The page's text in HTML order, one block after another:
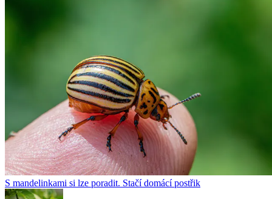
S mandelinkami si lze poradit. Stačí domácí postřik